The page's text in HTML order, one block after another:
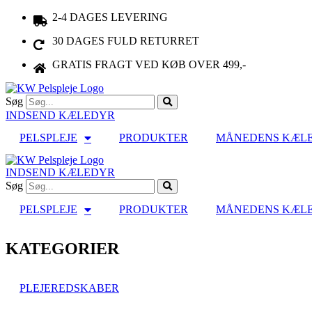
Videre
indhold
2-4 DAGES LEVERING
30 DAGES FULD RETURRET
GRATIS FRAGT VED KØB OVER 499,-
Søg
INDSEND KÆLEDYR
PELSPLEJE
PRODUKTER MÅNEDENS
INDSEND KÆLEDYR
Søg
PELSPLEJE
PRODUKTER MÅNEDENS
KATEGORIER
PLEJEREDSKABER